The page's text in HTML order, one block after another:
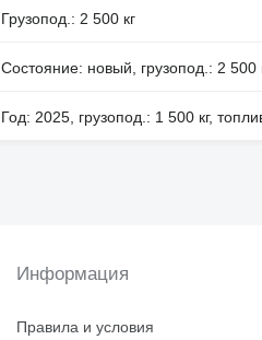
Грузопод.: 2 500 кг
Состояние: новый, грузопод.: 2 500
Год: 2025, грузопод.: 1 500 кг,
Информация
Правила и условия